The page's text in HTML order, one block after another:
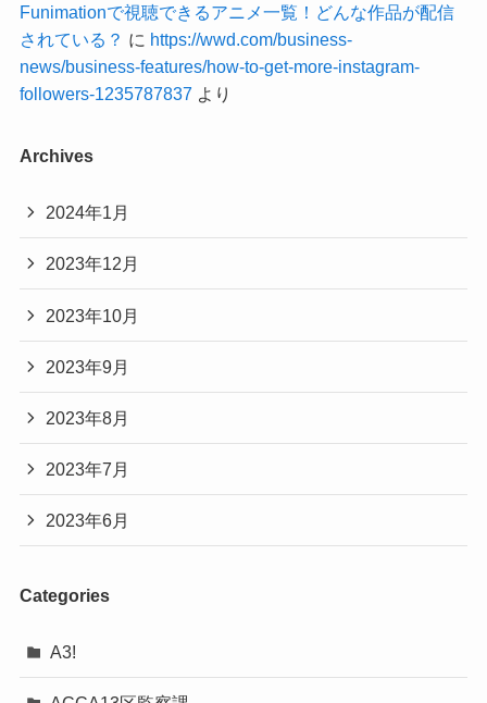
Funimationで視聴できるアニメ一覧！どんな作品が配信
されている？ に https://wwd.com/business-
news/business-features/how-to-get-more-instagram-
followers-1235787837 より
Archives
2024年1月
2023年12月
2023年10月
2023年9月
2023年8月
2023年7月
2023年6月
Categories
A3!